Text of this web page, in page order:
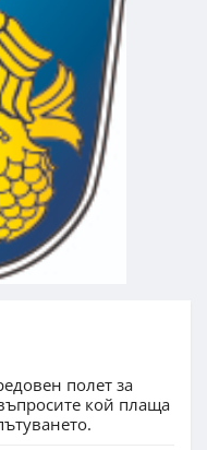
полет за
кой плаща